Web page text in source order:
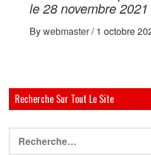
le 28 novembre 2021
Bywebmaster/ 1 octobre
Recherche Sur Tout Le Site